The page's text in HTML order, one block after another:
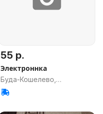
55 р.
Электроннка
Буда-Кошелево,
Гомельская обл.